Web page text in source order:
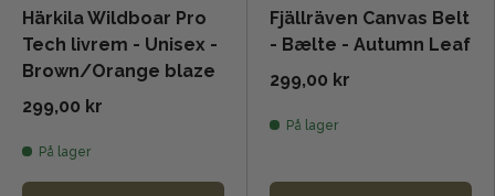
Härkila Wildboar Pro
Tech livrem - Unisex -
Brown/Orange blaze
299,00 kr
På lager
Fjällräven Canvas Belt
- Bælte - Autumn Leaf
299,00 kr
På lager